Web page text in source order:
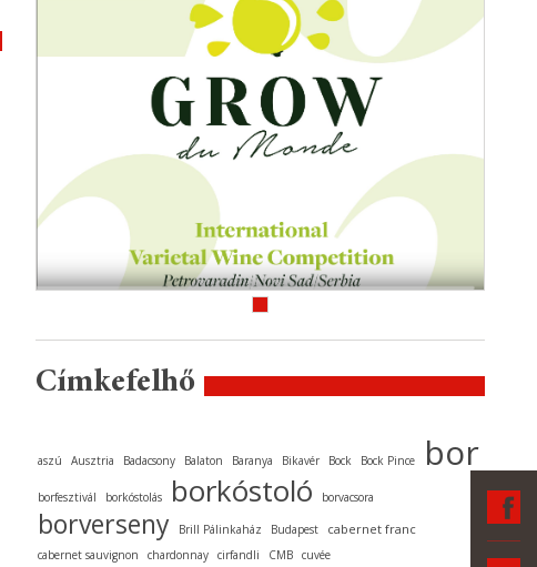
Címkefelhő
aszú Ausztria Badacsony Balaton Baranya Bikavér Bock Bock Pince bor
borfesztivál borkóstolás borkóstoló borvacsora
borverseny Brill Pálinkaház Budapest cabernet franc
cabernet sauvignon chardonnay cirfandli CMB cuvée